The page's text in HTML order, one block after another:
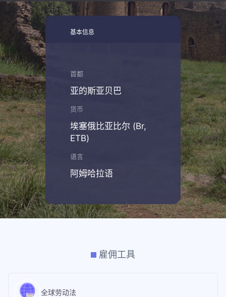
基本信息
首都
亚的斯亚贝巴
货币
埃塞俄比亚比尔 (Br,
ETB)
语言
阿姆哈拉语
雇佣工具
全球劳动法